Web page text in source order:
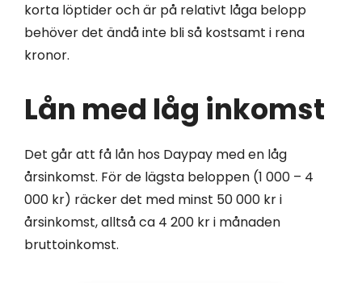
korta löptider och är på relativt låga belopp
behöver det ändå inte bli så kostsamt i rena
kronor.
Lån med låg inkomst
Det går att få lån hos Daypay med en låg
årsinkomst. För de lägsta beloppen (1 000 – 4
000 kr) räcker det med minst 50 000 kr i
årsinkomst, alltså ca 4 200 kr i månaden
bruttoinkomst.